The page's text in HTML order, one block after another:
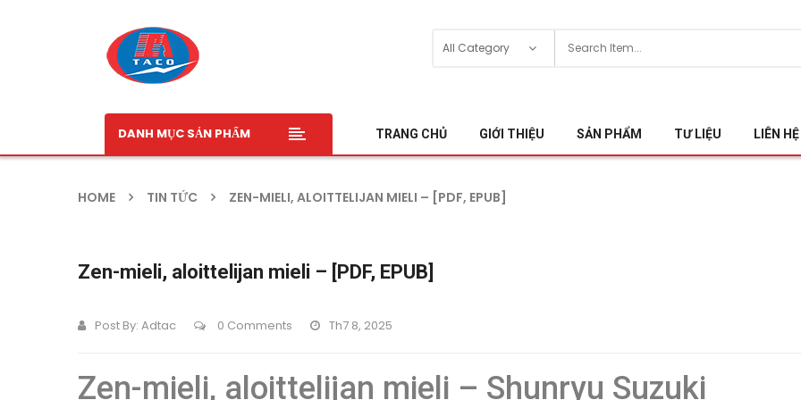
DANH MỤC SẢN PHẨM TRANG CHỦ GIỚI THIỆU SẢN PHẨM TƯ LIỆU LIÊN HỆ
HOME TIN TỨC ZEN-MIELI, ALOITTELIJAN MIELI – [PDF, EPUB]
Zen-mieli, aloittelijan mieli – [PDF, EPUB]
Post By: Adtac 0 Comments Th7 8, 2025
Zen-mieli, aloittelijan mieli – Shunryu Suzuki